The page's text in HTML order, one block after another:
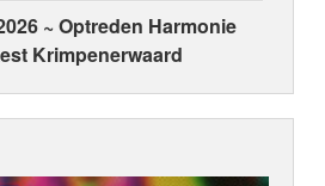
~ Optreden Harmonie
Krimpenerwaard